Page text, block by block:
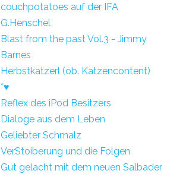
couchpotatoes auf der IFA
G.Henschel
Blast from the past Vol.3 - Jimmy
Barnes
Herbstkatzerl (ob. Katzencontent)
*♥
Reflex des iPod Besitzers
Dialoge aus dem Leben
Geliebter Schmalz
VerStoiberung und die Folgen
Gut gelacht mit dem neuen Salbader